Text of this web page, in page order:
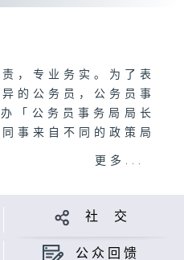
，专业务实。为了表
的公务员，公务员事
「公务员事务局局长
事来自不同的政策局
，包括专业技术职
许的公务员，透过他
身感受「公务员的好
更多...
社 交
公众回馈